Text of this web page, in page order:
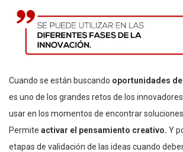
Cuando se están buscando oportunidades
es uno de los grandes retos de los
usar en los momentos de encontrar soluciones
Permite activar el pensamiento creativo. Y
etapas de validación de las ideas cuando